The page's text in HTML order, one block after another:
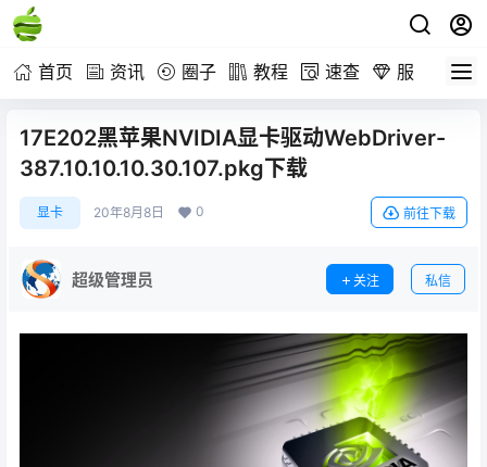
首页 资讯 圈子 教程 速查 服务
17E202黑苹果NVIDIA显卡驱动WebDriver-
387.10.10.10.30.107.pkg下载
显卡 20年8月8日 0 前往下载
超级管理员 关注 私信